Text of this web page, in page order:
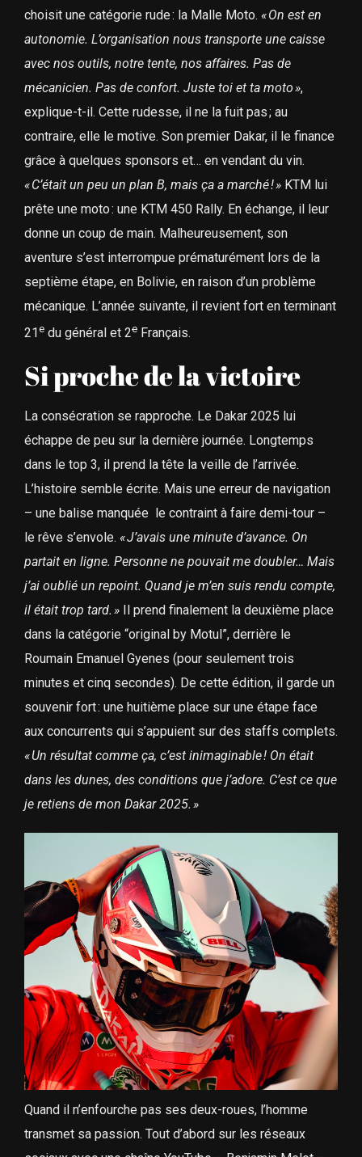
choisit une catégorie rude : la Malle Moto. « On est en
autonomie. L’organisation nous transporte une caisse
avec nos outils, notre tente, nos affaires. Pas de
mécanicien. Pas de confort. Juste toi et ta moto »,
explique-t-il. Cette rudesse, il ne la fuit pas ; au
contraire, elle le motive. Son premier Dakar, il le finance
grâce à quelques sponsors et… en vendant du vin.
« C’était un peu un plan B, mais ça a marché ! »KTM lui
prête une moto : une KTM 450 Rally. En échange, il leur
donne un coup de main. Malheureusement, son
aventure s’est interrompue prématurément lors de la
septième étape, en Bolivie, en raison d’un problème
mécanique. L’année suivante, il revient fort en terminant
21edu général et 2eFrançais.
Si proche de la victoire
La consécration se rapproche. Le Dakar 2025 lui
échappe de peu sur la dernière journée. Longtemps
dans le top 3, il prend la tête la veille de l’arrivée.
L’histoire semble écrite. Mais une erreur de navigation
– une balise manquée le contraint à faire demi-tour –
le rêve s’envole. « J’avais une minute d’avance. On
partait en ligne. Personne ne pouvait me doubler… Mais
j’ai oublié un repoint. Quand je m’en suis rendu compte,
il était trop tard. »Il prend finalement la deuxième place
dans la catégorie “original by Motul”, derrière le
Roumain Emanuel Gyenes (pour seulement trois
minutes et cinq secondes). De cette édition, il garde un
souvenir fort : une huitième place sur une étape face
aux concurrents qui s’appuient sur des staffs complets.
« Un résultat comme ça, c’est inimaginable ! On était
dans les dunes, des conditions que j’adore. C’est ce que
je retiens de mon Dakar 2025. »
Quand il n’enfourche pas ses deux-roues, l’homme
transmet sa passion. Tout d’abord sur les réseaux